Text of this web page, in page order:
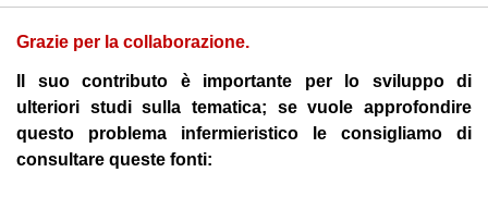
Grazie per la collaborazione.
Il suo contributo è importante per lo sviluppo di
ulteriori studi sulla tematica; se vuole approfondire
questo problema infermieristico le consigliamo di
consultare queste fonti: